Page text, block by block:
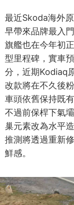
最近Skoda海外
早帶來品牌最入
旗艦也在今年初
型里程碑，實車
分，近期Kodiaq
改款將在不久後
車頭依舊保持既
不過前保桿下氣
巢元素改為水平
推測將透過重新
鮮感。